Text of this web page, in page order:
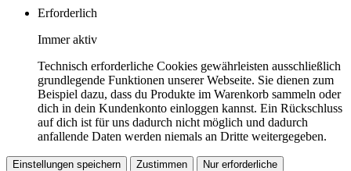
Erforderlich
Immer aktiv
Technisch erforderliche Cookies gewährleisten ausschließlich
grundlegende Funktionen unserer Webseite. Sie dienen zum
Beispiel dazu, dass du Produkte im Warenkorb sammeln oder
dich in dein Kundenkonto einloggen kannst. Ein Rückschluss
auf dich ist für uns dadurch nicht möglich und dadurch
anfallende Daten werden niemals an Dritte weitergegeben.
Einstellungen speichern Zustimmen Nur erforderliche